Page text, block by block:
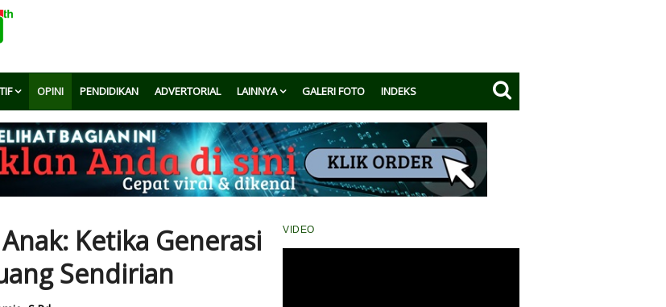
OPINI PENDIDIKAN ADVERTORIAL LAINNYA GALERI FOTO INDEKS
Ketika Generasi
Sendirian
VIDEO